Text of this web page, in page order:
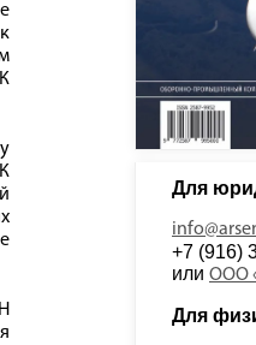
Для
+7 (916)
или ООО
Для